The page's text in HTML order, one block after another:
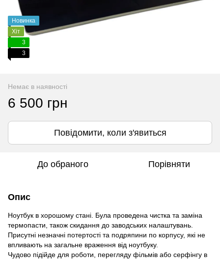
Новинка
Хіт
3
3
Немає в наявності
6 500 грн
Повідомити, коли з'явиться
До обраного Порівняти
Опис
Ноутбук в хорошому стані. Була проведена чистка та заміна
термопасти, також скидання до заводських налаштувань.
Присутні незначні потертості та подряпини по корпусу, які не
впливають на загальне враження від ноутбуку.
Чудово підійде для роботи, перегляду фільмів або серфінгу в